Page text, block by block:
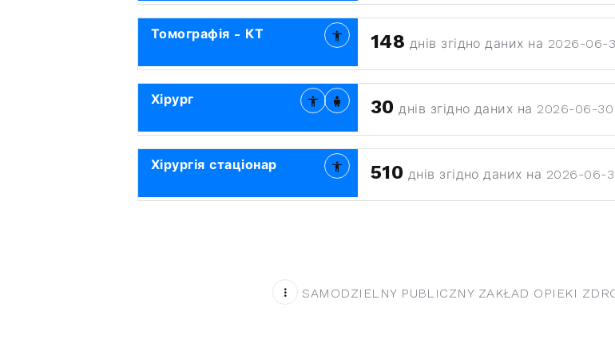
Томографія - КТ 148 днів згідно даних на 2026-06-
Хірург 30 днів згідно даних на 2026-06-30
Хірургія стаціонар 510 днів згідно даних на 2026-06-
SAMODZIELNY PUBLICZNY ZAKŁAD OPIEKI